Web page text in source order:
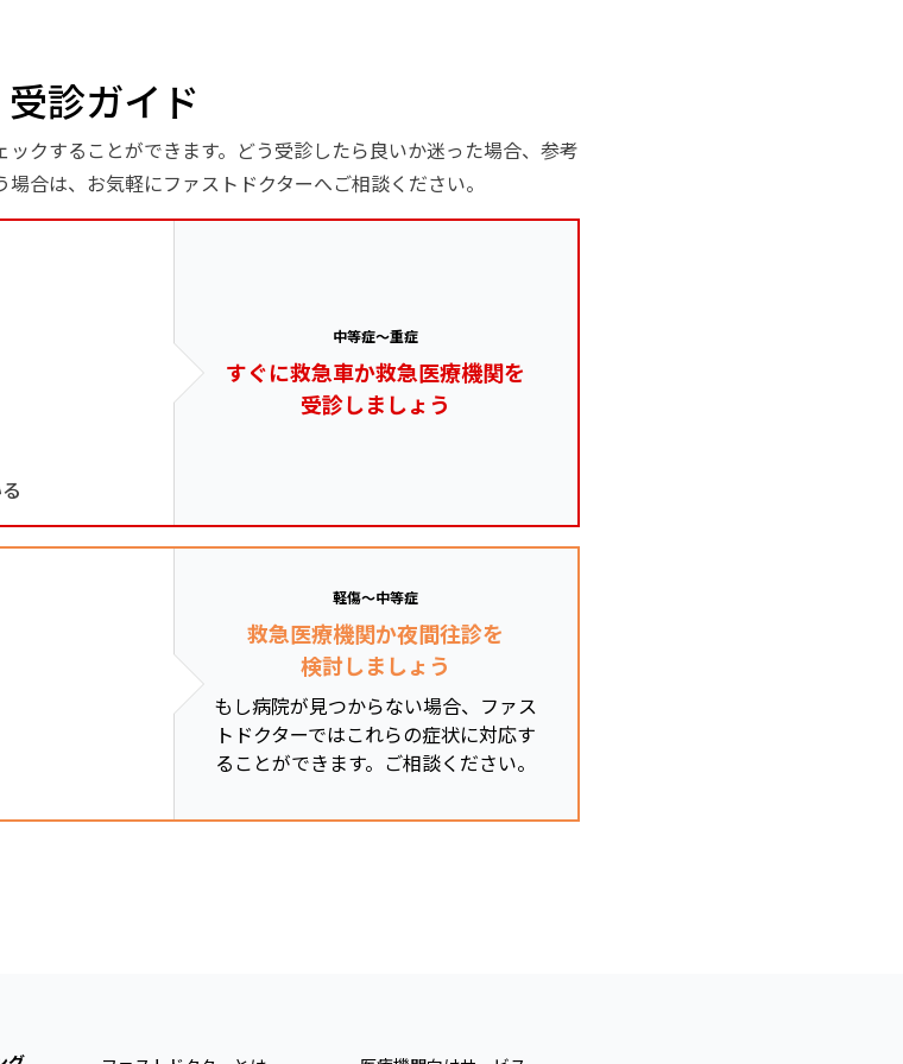
受診ガイド
クすることができます。どう受診したら良いか迷った場合、参考
合は、お気軽にファストドクターへご相談ください。
中等症～重症
すぐに救急車か救急医療機関を
受診しましょう
軽傷～中等症
救急医療機関か夜間往診を
検討しましょう
もし病院が見つからない場合、ファス
トドクターではこれらの症状に対応す
ることができます。ご相談ください。